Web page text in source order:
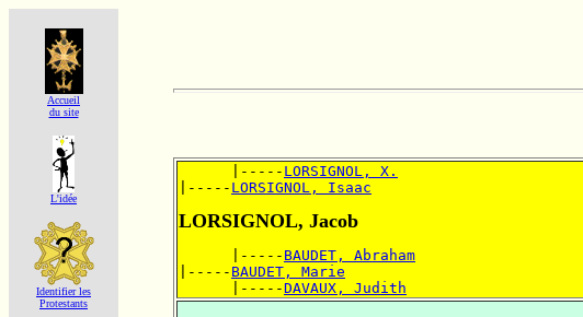
Accueil
du site
L'idée
Identifier les
Protestants
      |-----
LORSIGNOL, X.
|----- LORSIGNOL, Isaac
LORSIGNOL, Jacob
      |-----
BAUDET, Abraham
|----- BAUDET, Marie
      |-----
DAVAUX, Judith